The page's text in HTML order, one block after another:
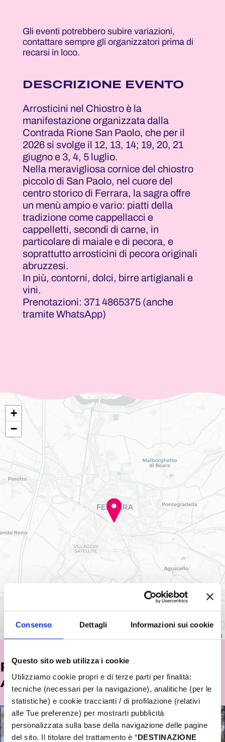
Consenso Dettagli Informazioni sui cookie
Questo sito web utilizza i cookie
Utilizziamo cookie propri e di terze parti per finalità:
tecniche (necessari per la navigazione), analitiche (per le
statistiche) e cookie traccianti / di profilazione (relativi
alle Tue preferenze) per mostrarti pubblicità
personalizzata sulla base della navigazione delle pagine
del sito. Il titolare del trattamento è “DESTINAZIONE
Gli eventi potrebbero subire variazioni,
contattare sempre gli organizzatori prima di
recarsi in loco.
DESCRIZIONE EVENTO
Arrosticini nel Chiostro è la
manifestazione organizzata dalla
Contrada Rione San Paolo, che per il
2026 si svolge il 12, 13, 14; 19, 20, 21
giugno e 3, 4, 5 luglio.
Nella meravigliosa cornice del chiostro
piccolo di San Paolo, nel cuore del
centro storico di Ferrara, la sagra offre
un menù ampio e vario: piatti della
tradizione come cappellacci e
cappelletti, secondi di carne, in
particolare di maiale e di pecora, e
soprattutto arrosticini di pecora originali
abruzzesi.
In più, contorni, dolci, birre artigianali e
vini.
Prenotazioni: 371 4865375 (anche
tramite WhatsApp)
+
−
contributors
POTREBBE INTERESSARTI
ANCHE...